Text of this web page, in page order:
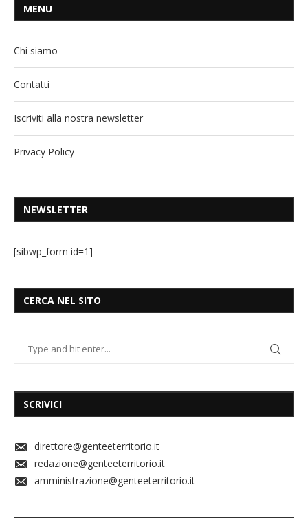
MENU
Chi siamo
Contatti
Iscriviti alla nostra newsletter
Privacy Policy
NEWSLETTER
[sibwp_form id=1]
CERCA NEL SITO
SCRIVICI
direttore@genteeterritorio.it
redazione@genteeterritorio.it
amministrazione@genteeterritorio.it